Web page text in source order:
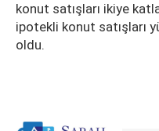
konut satışları ikiye
ipotekli konut satışları
oldu.